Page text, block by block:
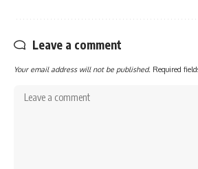
Leave a comment
Your email address will not be published. Required